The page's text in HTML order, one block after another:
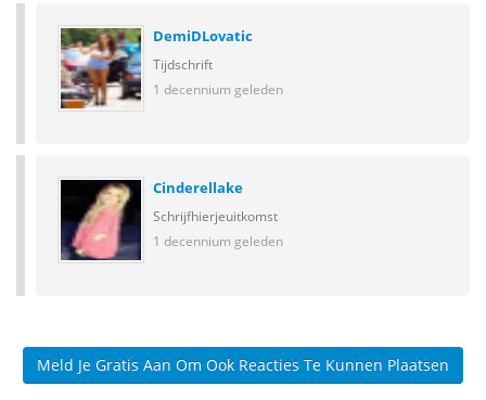
DemiDLovatic
Tijdschrift
1 decennium geleden
Cinderellake
Schrijfhierjeuitkomst
1 decennium geleden
Meld Je Gratis Aan Om Ook Reacties Te Kunnen Plaatsen